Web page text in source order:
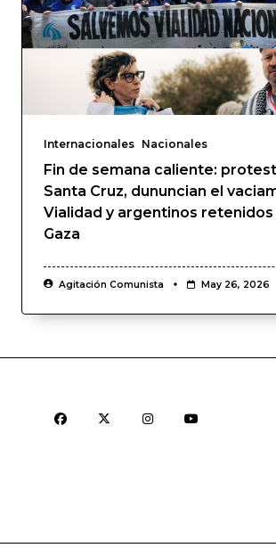
Internacionales Nacionales
Fin de semana caliente:
Santa Cruz, dununcian el
Vialidad y argentinos retenidos
Gaza
Agitación Comunista May 26, 2026